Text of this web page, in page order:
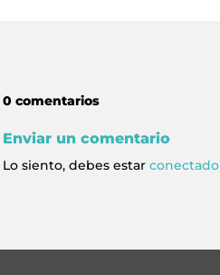
0 comentarios
Enviar un comentario
Lo siento, debes estarconectado